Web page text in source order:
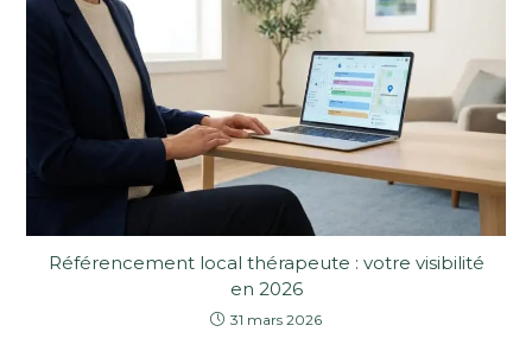
Référencement local thérapeute : votre visibilité
en 2026
31 mars 2026